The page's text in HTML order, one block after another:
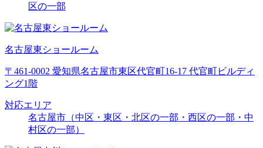
区の一部
名古屋東ショールーム
〒461-0002 愛知県名古屋市東区代官町16-17 代官町ビルディ
ング1階
対応エリア
名古屋市（中区・東区・北区の一部・西区の一部・中
村区の一部）